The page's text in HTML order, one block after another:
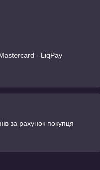
- LiqPay
за рахунок покупця